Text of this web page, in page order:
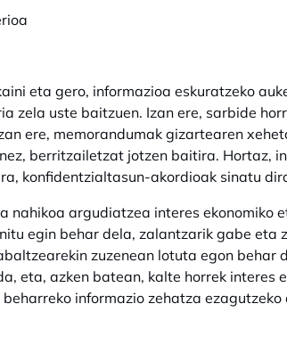
eta gero, informazioa eskuratzeko
zela uste baitzuen. Izan ere, sarbide
ere, memorandumak gizartearen
berritzailetzat jotzen baitira. Hortaz,
konfidentzialtasun-akordioak sinatu
nahikoa argudiatzea interes ekonomiko
egin behar dela, zalantzarik gabe eta
zuzenean lotuta egon behar
eta, azken batean, kalte horrek interes
informazio zehatza ezagutzeko